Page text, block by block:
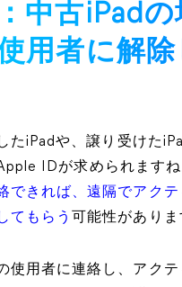
中古iPadの
用者に解除
たiPadや、譲り受けた
IDが求められますね
できれば、遠隔でアクテ
てもらう 可能性がありま
使用者に連絡し、アクテ